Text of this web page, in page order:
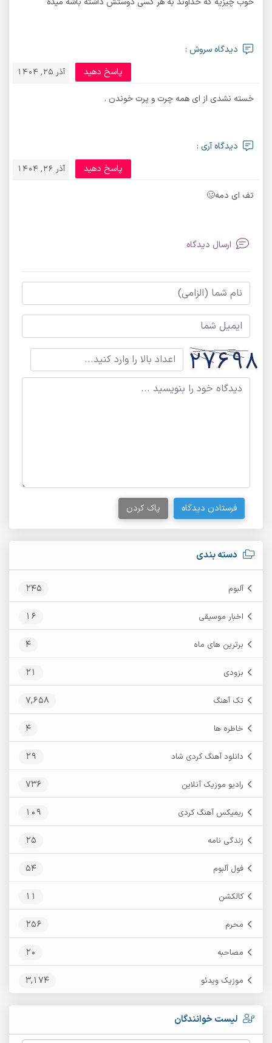
دسته بندی
آلبوم 245
اخبار موسیقی 16
برترین های ماه 4
بزودی 21
تک آهنگ 7,658
خاطره ها 4
دانلود آهنگ کردی شاد 29
رادیو موزیک آنلاین 736
ریمیکس آهنگ کردی 109
زندگی نامه 25
فول آلبوم 54
کالکشن 11
محرم 256
مصاحبه 20
موزیک ویدئو 3,174
لیست خوانندگان
دیدگاه سروش :
آذر 25, 1404 پاسخ دهید
خسته نشدی از ای همه چرت و پرت خوندن .
دیدگاه آری :
آذر 26, 1404 پاسخ دهید
تف ای دمه🥴
ارسال دیدگاه
فرستادن دیدگاه پاک کردن